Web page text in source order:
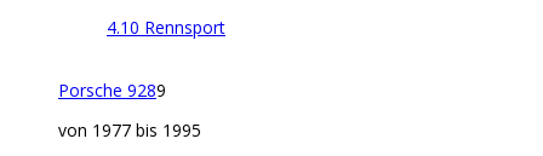
4.10 Rennsport
Porsche 9289
von 1977 bis 1995